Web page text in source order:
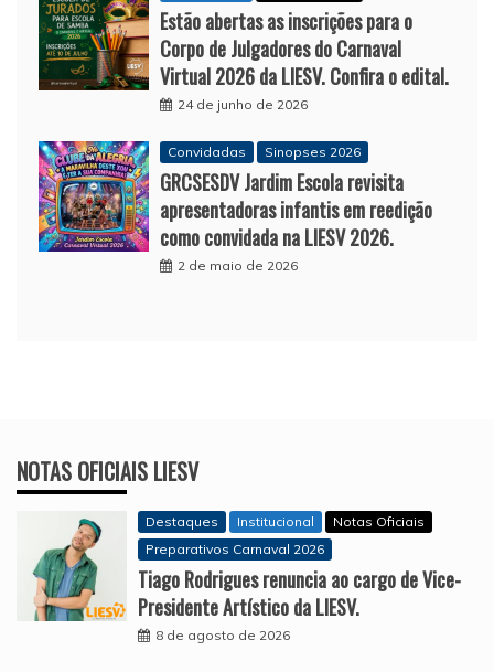
Estão abertas as inscrições para o
Corpo de Julgadores do Carnaval
Virtual 2026 da LIESV. Confira o edital.
24 de junho de 2026
Convidadas Sinopses 2026
GRCSESDV Jardim Escola revisita
apresentadoras infantis em reedição
como convidada na LIESV 2026.
2 de maio de 2026
NOTAS OFICIAIS LIESV
Destaques Institucional
Notas Oficiais
Preparativos Carnaval 2026
Tiago Rodrigues renuncia ao cargo de Vice-
Presidente Artístico da LIESV.
8 de agosto de 2026